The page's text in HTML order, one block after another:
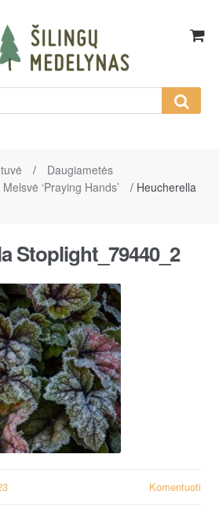
/
Daugiametės
Melsvė ‘Praying Hands’
/ Heucherella
Stoplight_79440_2
Komentuoti